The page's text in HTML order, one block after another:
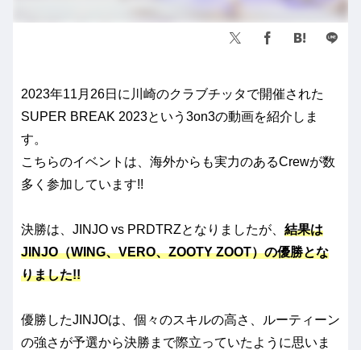
2023年11月26日に川崎のクラブチッタで開催された
SUPER BREAK 2023という3on3の動画を紹介しま
す。
こちらのイベントは、海外からも実力のあるCrewが数
多く参加しています!!
決勝は、JINJO vs PRDTRZとなりましたが、 結果は
JINJO（WING、VERO、ZOOTY ZOOT）の優勝とな
りました!!
優勝したJINJOは、個々のスキルの高さ、ルーティーン
の強さが予選から決勝まで際立っていたように思いま